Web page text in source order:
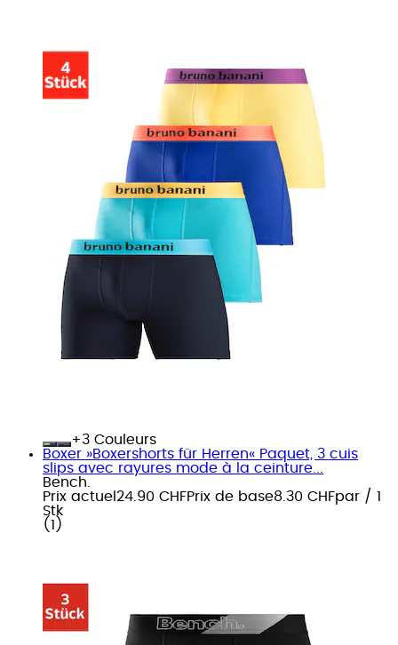
+
Couleurs
Boxer »Boxershorts für Herren« Paquet, 3 cuis
slips avec rayures mode à la ceinture...
Bench.
Prix actuel 24.90 CHFPrix de base8.30 CHFpar / 1
Stk
( 1 )